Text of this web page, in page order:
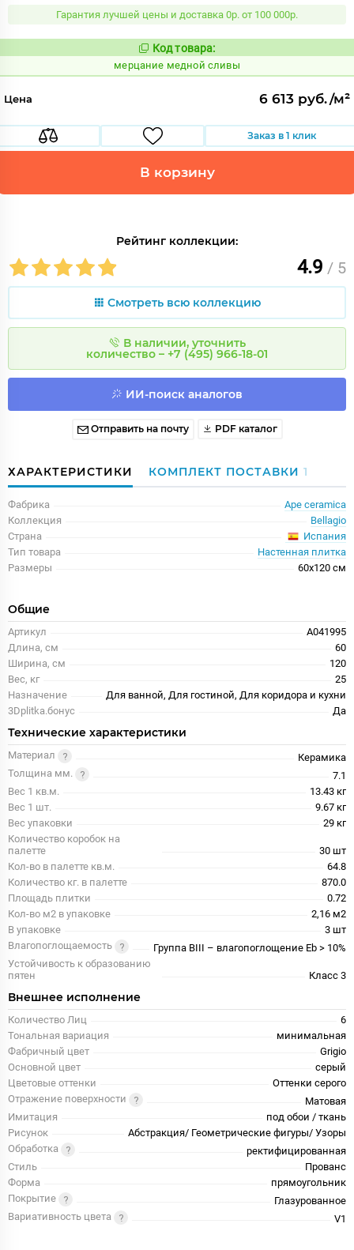
Гарантия лучшей цены и доставка 0р. от 100 000р.
Код:
975511
Код товара:
мерцание медной сливы
Цена 6 613 руб./м²
Заказ в 1 клик
В корзину
Рейтинг коллекции:
4.9 / 5
Смотреть всю коллекцию
В наличии, уточнить
количество – +7 (495) 966-18-01
ИИ-поиск аналогов
Отправить на почту PDF каталог
ХАРАКТЕРИСТИКИ КОМПЛЕКТ ПОСТАВКИ 1
Фабрика
Ape ceramica
Коллекция
Bellagio
Страна
Испания
Тип товара
Настенная плитка
Размеры
60x120 см
Общие
Артикул
A041995
Длина, см
60
Ширина, см
120
Вес, кг
25
Назначение
Для ванной, Для гостиной, Для коридора и кухни
3Dplitka.бонус
Да
Технические характеристики
Материал
Керамика
Толщина мм.
7.1
Вес 1 кв.м.
13.43 кг
Вес 1 шт.
9.67 кг
Вес упаковки
29 кг
Количество коробок на
палетте
30 шт
Кол-во в палетте кв.м.
64.8
Количество кг. в палетте
870.0
Площадь плитки
0.72
Кол-во м2 в упаковке
2,16 м2
В упаковке
3 шт
Влагопоглощаемость
Группа BIII – влагопоглощение Eb > 10%
Устойчивость к образованию
пятен
Класс 3
Внешнее исполнение
Количество Лиц
6
Тональная вариация
минимальная
Фабричный цвет
Grigio
Основной цвет
серый
Цветовые оттенки
Оттенки серого
Отражение поверхности
Матовая
Имитация
под обои / ткань
Рисунок
Абстракция/ Геометрические фигуры/ Узоры
Обработка
ректифицированная
Стиль
Прованс
Форма
прямоугольник
Покрытие
Глазурованное
Вариативность цвета
V1